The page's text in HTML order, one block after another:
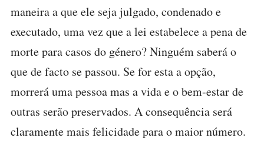
maneira a que ele seja julgado, condenado e
executado, uma vez que a lei estabelece a pena de
morte para casos do género? Ninguém saberá o
que de facto se passou. Se for esta a opção,
morrerá uma pessoa mas a vida e o bem-estar de
outras serão preservados. A consequência será
claramente mais felicidade para o maior número.